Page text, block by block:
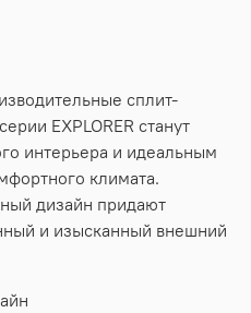
сплит-
EXPLORER станут
интерьера и идеальным
климата.
дизайн придают
и изысканный внешний